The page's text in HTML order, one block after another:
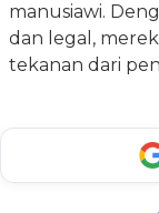
manusiawi.
dan legal,
tekanan dari